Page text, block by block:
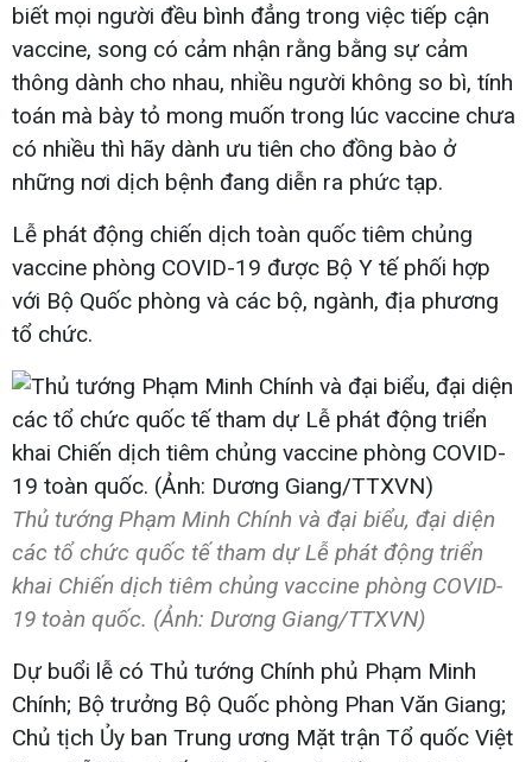
biết mọi người đều bình đẳng trong việc tiếp cận
vaccine, song có cảm nhận rằng bằng sự cảm
thông dành cho nhau, nhiều người không so bì, tính
toán mà bày tỏ mong muốn trong lúc vaccine chưa
có nhiều thì hãy dành ưu tiên cho đồng bào ở
những nơi dịch bệnh đang diễn ra phức tạp.
Lễ phát động chiến dịch toàn quốc tiêm chủng
vaccine phòng COVID-19 được Bộ Y tế phối hợp
với Bộ Quốc phòng và các bộ, ngành, địa phương
tổ chức.
Thủ tướng Phạm Minh Chính và đại biểu, đại diện
các tổ chức quốc tế tham dự Lễ phát động triển
khai Chiến dịch tiêm chủng vaccine phòng COVID-
19 toàn quốc. (Ảnh: Dương Giang/TTXVN)
Dự buổi lễ có Thủ tướng Chính phủ Phạm Minh
Chính; Bộ trưởng Bộ Quốc phòng Phan Văn Giang;
Chủ tịch Ủy ban Trung ương Mặt trận Tổ quốc Việt